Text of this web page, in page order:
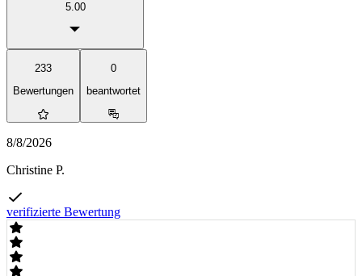
5.00
233
Bewertungen
0
beantwortet
8/8/2026
Christine P.
verifizierte Bewertung